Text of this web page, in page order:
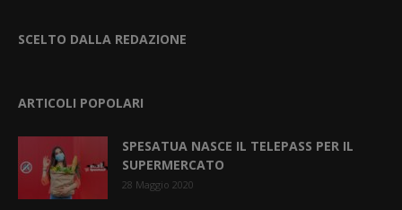
SCELTO DALLA REDAZIONE
ARTICOLI POPOLARI
SPESATUA NASCE IL TELEPASS PER IL
SUPERMERCATO
28 Maggio 2020